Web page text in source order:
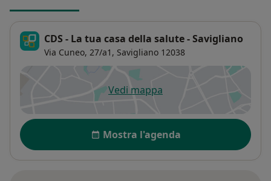
CDS - La tua casa della salute - Savigliano
Via Cuneo, 27/a1, Savigliano 12038
Vedi mappasi apre in una nuova scheda
Disponibilità
Mostra l'agenda